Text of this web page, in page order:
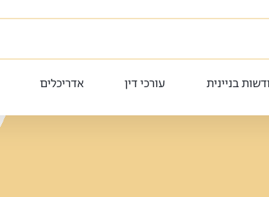
בניינית עורכי דין אדריכלים